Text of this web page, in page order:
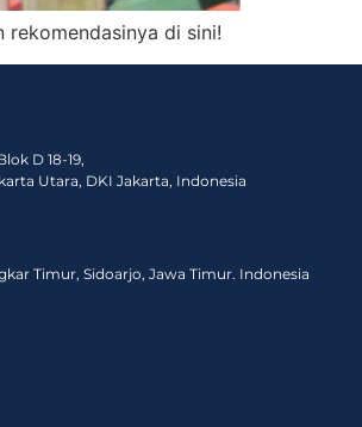
rekomendasinya di sini!
D 18-19,
Utara, DKI Jakarta, Indonesia
Timur, Sidoarjo, Jawa Timur. Indonesia